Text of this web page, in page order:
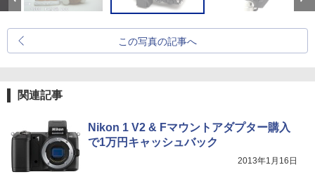
この写真の記事へ
関連記事
Nikon 1 V2 & Fマウントアダプター購入
で1万円キャッシュバック
2013年1月16日